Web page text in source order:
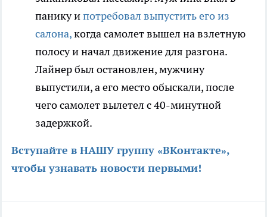
панику ипотребовал выпустить его из
салона,когда самолет вышел на взлетную
полосу и начал движение для разгона.
Лайнер был остановлен, мужчину
выпустили, а его место обыскали, после
чего самолет вылетел с 40-минутной
задержкой.
Вступайте в НАШУ группу «ВКонтакте»,
чтобы узнавать новости первыми!